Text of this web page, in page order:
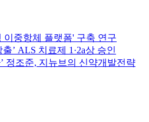
이중항체 플랫폼' 구축 연구
’ ALS 치료제 1·2a상 승인
정조준, 지뉴브의 신약개발전략